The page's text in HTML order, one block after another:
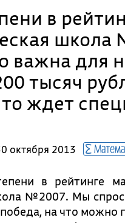
в
школа
важна для
тысяч
ждет
октября 2013
в рейтинге
№2007. Мы
на что можно